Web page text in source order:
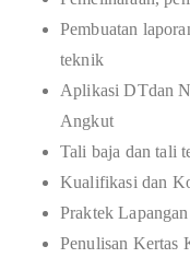
Pembuatan
teknik
Aplikasi DTdan
Angkut
Tali baja dan tali
Kualifikasi dan
Praktek Lapangan
Penulisan Kertas